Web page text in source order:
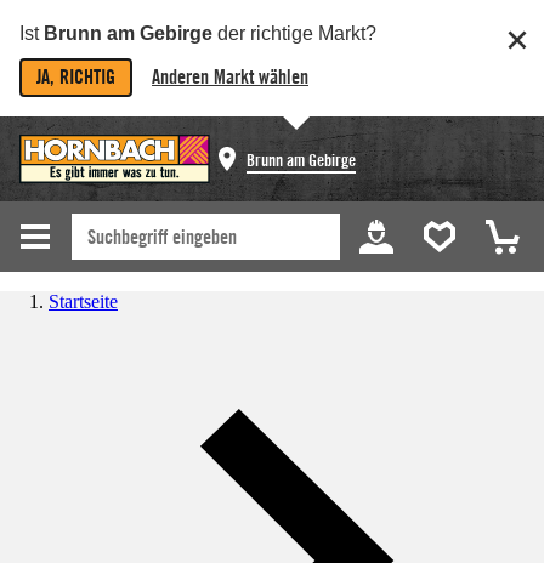
Ist Brunn am Gebirge der richtige Markt?
JA, RICHTIG Anderen Markt wählen
Brunn am Gebirge
Startseite